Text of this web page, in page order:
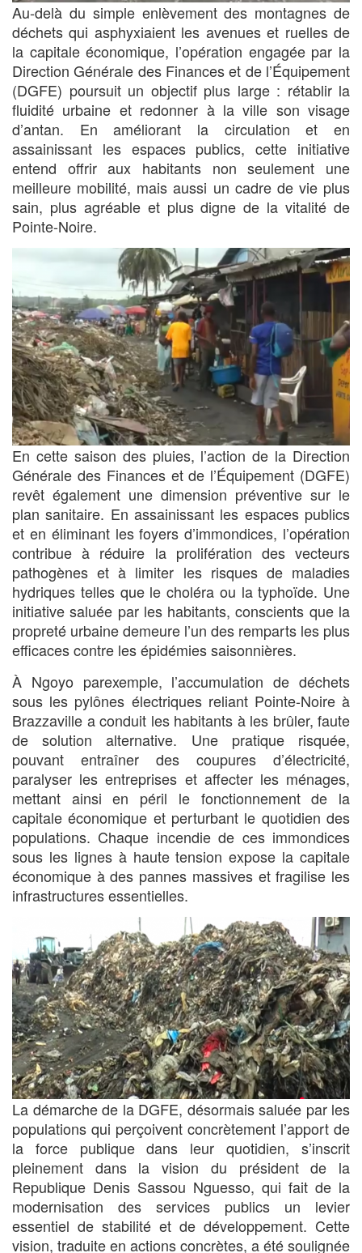
Au-delà du simple enlèvement des montagnes de
déchets qui asphyxiaient les avenues et ruelles de
la capitale économique, l’opération engagée par la
Direction Générale des Finances et de l’Équipement
(DGFE) poursuit un objectif plus large : rétablir la
fluidité urbaine et redonner à la ville son visage
d’antan. En améliorant la circulation et en
assainissant les espaces publics, cette initiative
entend offrir aux habitants non seulement une
meilleure mobilité, mais aussi un cadre de vie plus
sain, plus agréable et plus digne de la vitalité de
Pointe-Noire.
En cette saison des pluies, l’action de la Direction
Générale des Finances et de l’Équipement (DGFE)
revêt également une dimension préventive sur le
plan sanitaire. En assainissant les espaces publics
et en éliminant les foyers d’immondices, l’opération
contribue à réduire la prolifération des vecteurs
pathogènes et à limiter les risques de maladies
hydriques telles que le choléra ou la typhoïde. Une
initiative saluée par les habitants, conscients que la
propreté urbaine demeure l’un des remparts les plus
efficaces contre les épidémies saisonnières.
À Ngoyo parexemple, l’accumulation de déchets
sous les pylônes électriques reliant Pointe-Noire à
Brazzaville a conduit les habitants à les brûler, faute
de solution alternative. Une pratique risquée,
pouvant entraîner des coupures d’électricité,
paralyser les entreprises et affecter les ménages,
mettant ainsi en péril le fonctionnement de la
capitale économique et perturbant le quotidien des
populations. Chaque incendie de ces immondices
sous les lignes à haute tension expose la capitale
économique à des pannes massives et fragilise les
infrastructures essentielles.
La démarche de la DGFE, désormais saluée par les
populations qui perçoivent concrètement l’apport de
la force publique dans leur quotidien, s’inscrit
pleinement dans la vision du président de la
Republique Denis Sassou Nguesso, qui fait de la
modernisation des services publics un levier
essentiel de stabilité et de développement. Cette
vision, traduite en actions concrètes, a été soulignée